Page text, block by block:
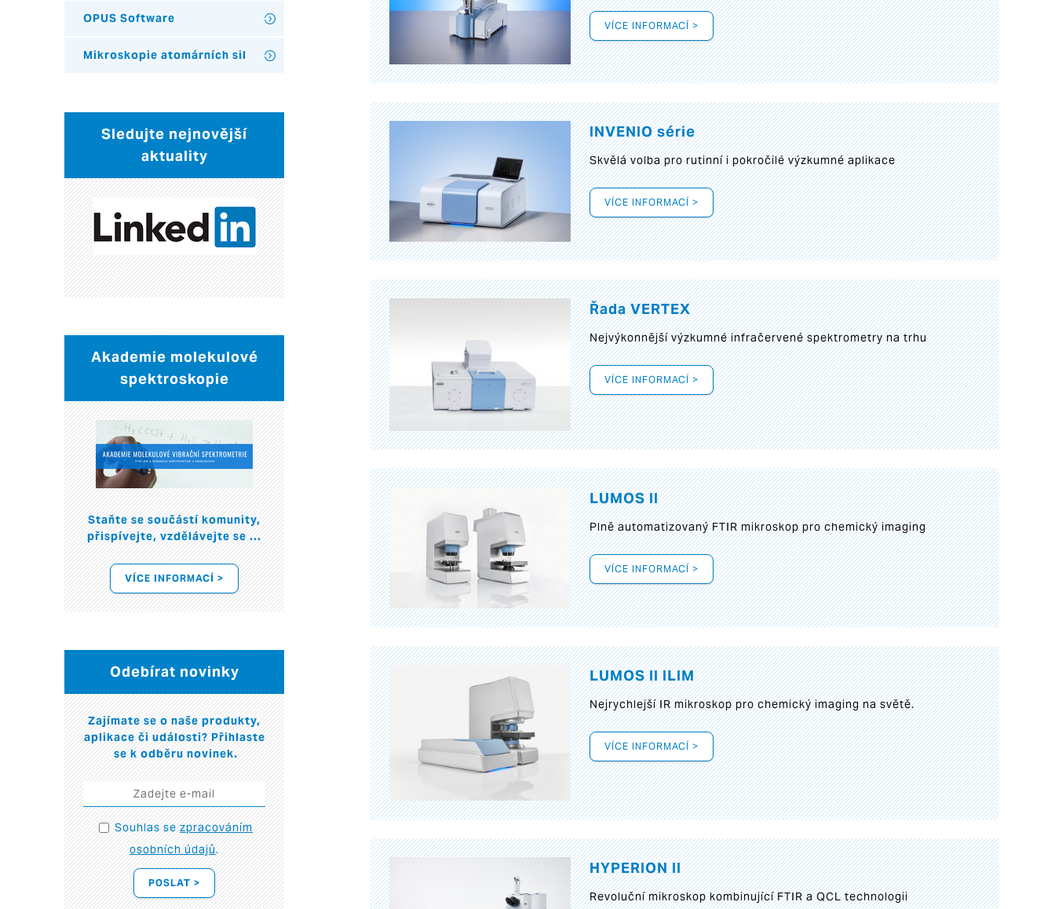
VÍCE INFORMACÍ >
INVENIO série
Skvělá volba pro rutinní i pokročilé výzkumné aplikace
VÍCE INFORMACÍ >
Řada VERTEX
Nejvýkonnější výzkumné infračervené spektrometry na trhu
VÍCE INFORMACÍ >
LUMOS II
Plně automatizovaný FTIR mikroskop pro chemický imaging
VÍCE INFORMACÍ >
LUMOS II ILIM
Nejrychlejší IR mikroskop pro chemický imaging na světě.
VÍCE INFORMACÍ >
HYPERION II
Revoluční mikroskop kombinující FTIR a QCL technologii
OPUS Software
Mikroskopie atomárních sil
Sledujte nejnovější
aktuality
Akademie molekulové
spektroskopie
Staňte se součástí komunity,
přispívejte, vzdělávejte se ...
VÍCE INFORMACÍ >
Odebírat novinky
Zajímate se o naše produkty,
aplikace či události? Přihlaste
se k odběru novinek.
Souhlas sezpracováním
osobních údajů.
POSLAT >